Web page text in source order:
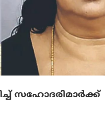
സഹോദരിമാര്‍ക്ക്